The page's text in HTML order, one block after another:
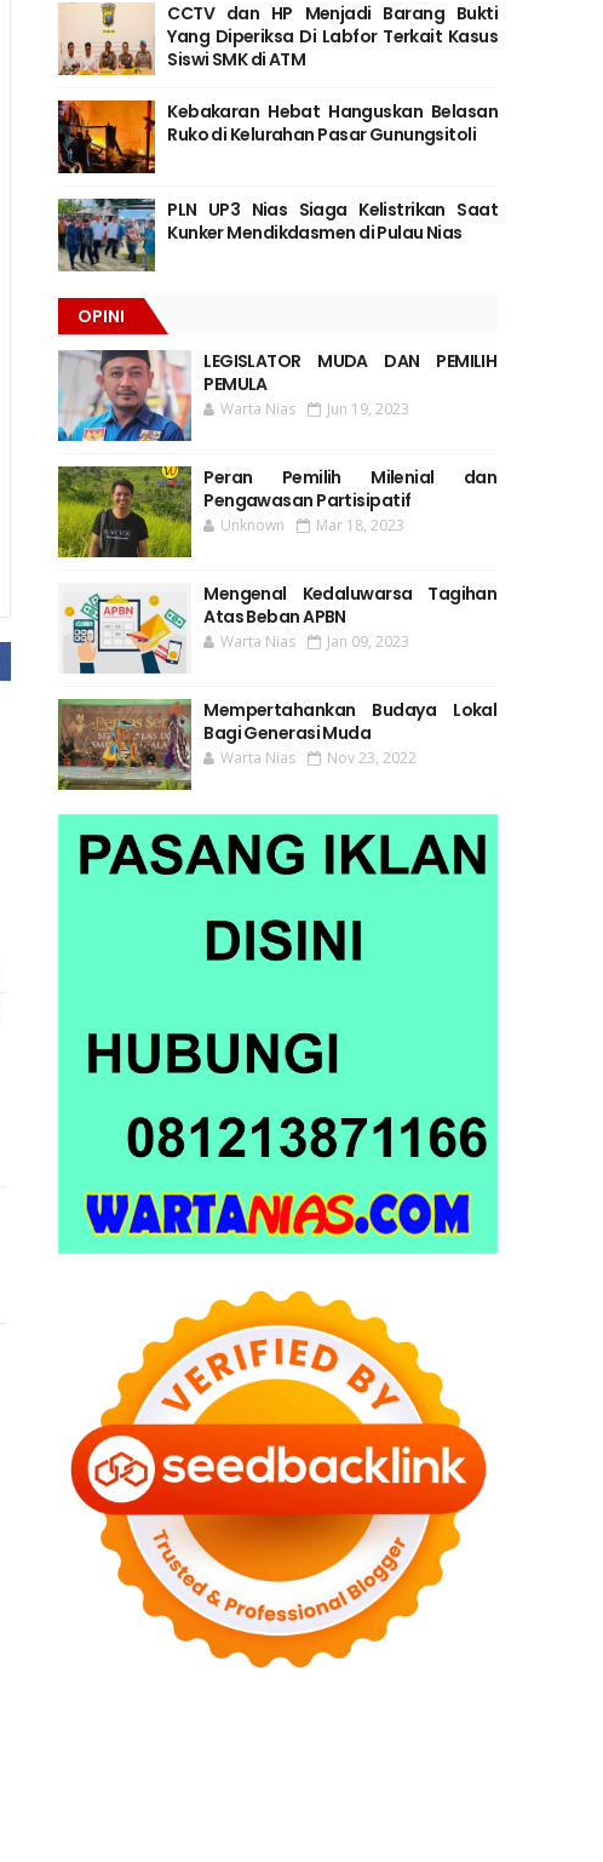
CCTV dan HP Menjadi Barang Bukti
Yang Diperiksa Di Labfor Terkait Kasus
Siswi SMK di ATM
Kebakaran Hebat Hanguskan Belasan
Ruko di Kelurahan Pasar Gunungsitoli
PLN UP3 Nias Siaga Kelistrikan Saat
Kunker Mendikdasmen di Pulau Nias
OPINI
LEGISLATOR MUDA DAN PEMILIH
PEMULA
Warta Nias Jun 19, 2023
Peran Pemilih Milenial dan
Pengawasan Partisipatif
Unknown Mar 18, 2023
Mengenal Kedaluwarsa Tagihan
Atas Beban APBN
Warta Nias Jan 09, 2023
Mempertahankan Budaya Lokal
Bagi Generasi Muda
Warta Nias Nov 23, 2022